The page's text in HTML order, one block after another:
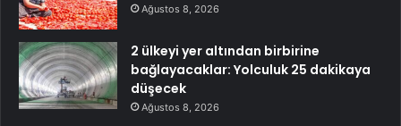
Ağustos 8, 2026
2 ülkeyi yer altından birbirine
bağlayacaklar: Yolculuk 25 dakikaya
düşecek
Ağustos 8, 2026